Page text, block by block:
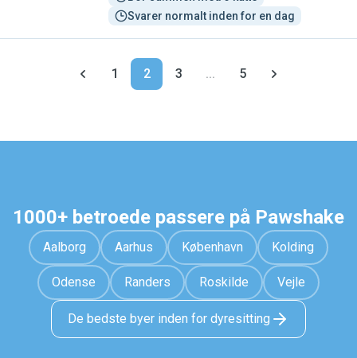
Svarer normalt inden for en dag
1 2 3 ... 5
1000+ betroede passere på Pawshake
Aalborg Aarhus København Kolding
Odense Randers Roskilde Vejle
De bedste byer inden for dyresitting